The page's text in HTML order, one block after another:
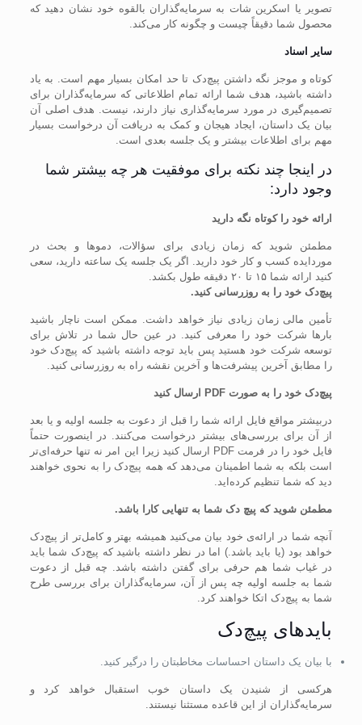
تصویر یا اسکرین شات به سرمایه‌گذاران بالقوه خود نشان دهید که
محصول شما دقیقاً چیست و چگونه کار می‌کند.
سایر اسناد
کوتاه و موجز نگه داشتن پیچ‌دک تا حد امکان بسیار مهم است. به یاد
داشته باشید، هدف شما ارائه تمام اطلاعاتی که سرمایه‌گذاران برای
تصمیم‌گیری در مورد سرمایه‌گذاری نیاز دارند، نیست. هدف اصلی آن
بیان یک داستان، ایجاد هیجان و کمک به دریافت آن درخواست بسیار
مهم برای اطلاعات بیشتر و یک جلسه بعدی است.
در اینجا چند نکته برای موفقیت هر چه بیشتر شما
وجود دارد:
ارائه خود را کوتاه نگه دارید
مطمئن شوید که زمان زیادی برای سؤالات، دمو‌ها و بحث در
مورد‌ایده کسب و کار خود دارید. اگر یک جلسه یک ساعته دارید، سعی
کنید ارائه شما ۱۵ تا ۲۰ دقیقه طول بکشد.
پیچ‌دک خود را به روزرسانی کنید.
تأمین مالی زمان زیادی نیاز خواهد داشت. ممکن است ناچار باشید
بار‌ها شرکت خود را معرفی کنید. در عین حال شما در تلاش برای
توسعه شرکت خود هستید پس باید توجه داشته باشید که پیچ‌دک خود
را مطابق آخرین پیشرفت‌ها و آخرین نقشه راه به روزرسانی کنید.
پیچ‌دک خود را به صورت PDF ارسال کنید
دربیشتر مواقع فایل ارائه شما را قبل از دعوت به جلسه اولیه و یا بعد
از آن برای بررسی‌های بیشتر درخواست می‌کنند. در اینصورت حتماً
فایل خود را در فرمت PDF ارسال کنید زیرا این امر نه تنها حرفه‌ای‌تر
است بلکه به شما اطمینان می‌دهد که همه پیچ‌دک را به نحوی خواهند
دید که شما تنظیم کرده‌اید.
مطمئن شوید که پیچ دک شما به تنهایی کارا باشد.
آنچه شما در ارائه‌ی خود بیان می‌کنید همیشه بهتر و کامل‌تر از پیچ‌دک
خواهد بود (یا باید باشد.) اما در نظر داشته باشید که پیچ‌دک شما باید
در غیاب شما هم حرفی برای گفتن داشته باشد. چه قبل از دعوت
شما به جلسه اولیه چه پس از آن، سرمایه‌گذاران برای بررسی طرح
شما به پیچ‌دک اتکا خواهند کرد.
باید‌های پیچ‌دک
با بیان یک داستان احساسات مخاطبتان را درگیر کنید.
هرکسی از شنیدن یک داستان خوب استقبال خواهد کرد و
سرمایه‌گذاران از این قاعده مستثنا نیستند.